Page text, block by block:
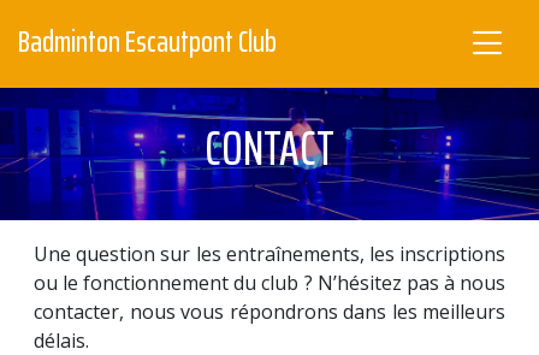
Badminton Escautpont Club
CONTACT
Une question sur les entraînements, les inscriptions
ou le fonctionnement du club ? N’hésitez pas à nous
contacter, nous vous répondrons dans les meilleurs
délais.